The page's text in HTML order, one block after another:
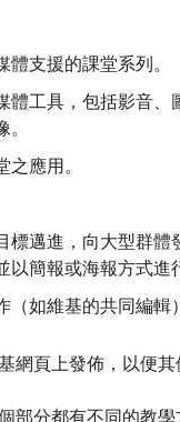
支援的課堂系列。
體工具，包括影音、
應用。
標邁進，向大型群體
以簡報或海報方式進
（如維基的共同編輯
網頁上發佈，以便
部分都有不同的教